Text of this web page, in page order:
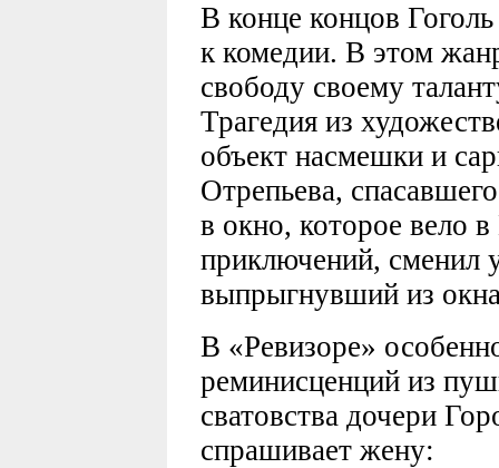
В конце концов
к комедии. В этом
свободу своему
Трагедия из
объект насмешки и
Отрепьева,
в окно, которое вело
приключений, сменил
выпрыгнувший из
В «Ревизоре»
реминисценций из
сватовства дочери
спрашивает жену: